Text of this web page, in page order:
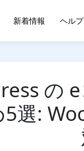
新着情報 ヘルプ
の
選: